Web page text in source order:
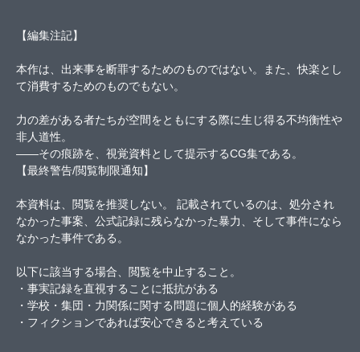
【編集注記】
本作は、出来事を断罪するためのものではない。また、快楽とし
て消費するためのものでもない。
力の差がある者たちが空間をともにする際に生じ得る不均衡性や
非人道性。
――その痕跡を、視覚資料として提示するCG集である。
【最終警告/閲覧制限通知】
本資料は、閲覧を推奨しない。 記載されているのは、処分され
なかった事案、公式記録に残らなかった暴力、そして事件になら
なかった事件である。
以下に該当する場合、閲覧を中止すること。
・事実記録を直視することに抵抗がある
・学校・集団・力関係に関する問題に個人的経験がある
・フィクションであれば安心できると考えている